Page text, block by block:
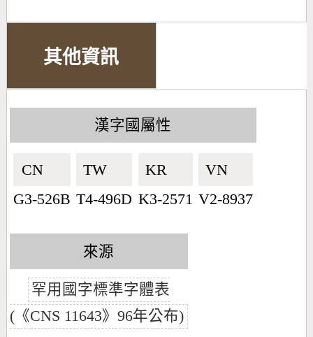
其他資訊
漢字國屬性
CN🇨🇳
G3-526B
TW🇹🇼
T4-496D
KR🇰🇷
K3-2571
VN🇻🇳
V2-8937
來源
罕用國字標準字體表
(《CNS 11643》96年公布)